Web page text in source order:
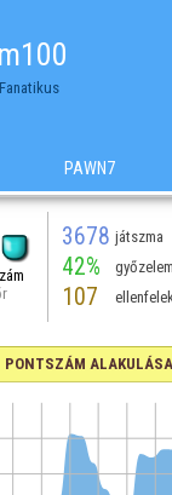
Fanatikus
PAWN7
3678 játszma
42% győzelem
107
PONTSZÁM ALAKULÁSA